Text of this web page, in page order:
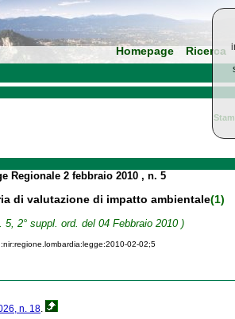
Homepage Ricerca
Regionale2 febbraio 2010, n. 5
di valutazione di impatto ambientale(1)
5, 2° suppl. ord. del 04 Febbraio 2010 )
02-02;5
n. 18